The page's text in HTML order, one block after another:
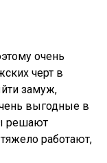
очень
черт в
замуж,
выгодные в
решают
работают,